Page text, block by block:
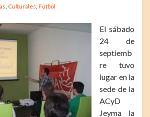
Culturales Fútbol
El sábado
24 de
septiemb
re tuvo
lugar en la
sede de la
ACyD
Jeyma la